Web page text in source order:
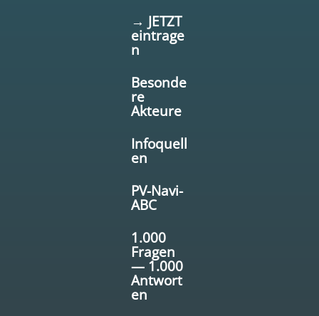
→ JETZT
eintrage
n
Besonde
re
Akteure
Infoquell
en
PV-Navi-
ABC
1.000
Fragen
— 1.000
Antwort
en